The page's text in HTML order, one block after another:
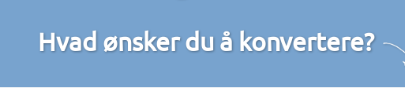
Hvad ønsker du å konvertere?